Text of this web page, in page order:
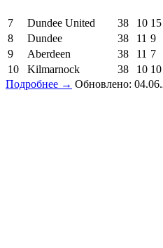
7 Dundee United 38 10 15
8
Dundee 38 11 9
9
Aberdeen 38 11 7
10
Kilmarnock 38 10 10
Подробнее → Обновлено: